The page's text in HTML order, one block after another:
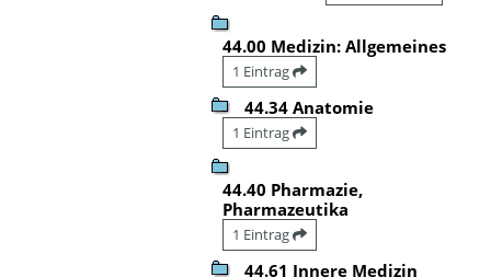
44.00 Medizin: Allgemeines
1 Eintrag
44.34 Anatomie
1 Eintrag
44.40 Pharmazie,
Pharmazeutika
1 Eintrag
44.61 Innere Medizin